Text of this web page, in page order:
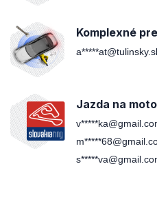
Komplexné
Jazda na